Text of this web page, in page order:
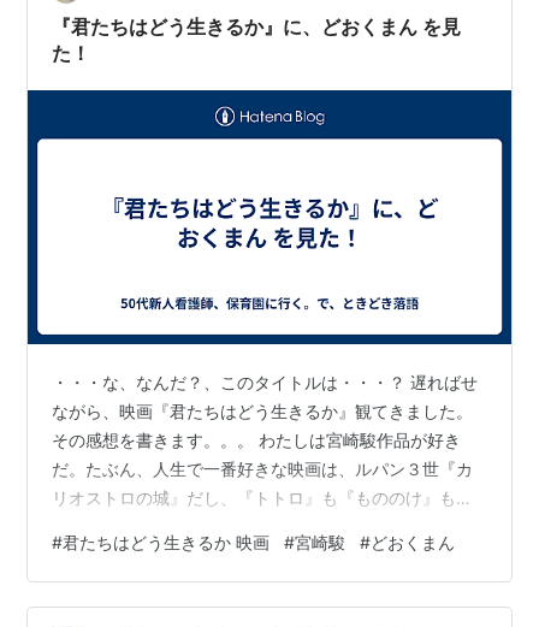
『君たちはどう生きるか』に、どおくまん を見
た！
・・・な、なんだ？、このタイトルは・・・？ 遅ればせ
ながら、映画『君たちはどう生きるか』観てきました。
その感想を書きます。。。 わたしは宮崎駿作品が好き
だ。たぶん、人生で一番好きな映画は、ルパン３世『カ
リオストロの城』だし、『トトロ』も『もののけ』も
作品群に、子どもの頃からずっと楽しませてもらった。
で、『君たちは』。 今回は観る前に、かなり構えちゃっ
ていたと思う。何しろ、宣伝とか、前情報が何もない
#君たちはどう生きるか 映画 #宮崎駿 #どおくまん